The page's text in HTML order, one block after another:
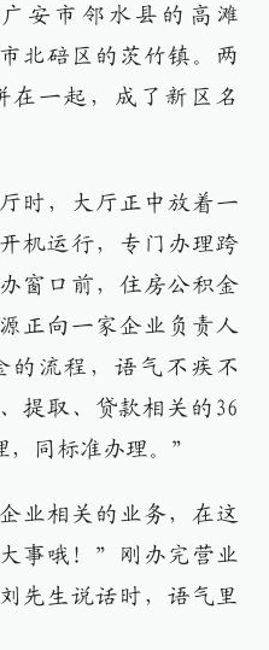
安市邻水县的高滩
北碚区的茨竹镇。两
在一起，成了新区名
时，大厅正中放着一
机运行，专门办理跨
窗口前，住房公积金
正向一家企业负责人
的流程，语气不疾不
提取、贷款相关的36
，同标准办理。”
业相关的业务，在这
事哦！”刚办完营业
先生说话时，语气里